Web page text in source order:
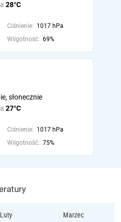
28°C
Ciśnienie: 1017 hPa
Wilgotność: 69%
27°C
słonecznie
Ciśnienie: 1017 hPa
Wilgotność: 75%
Luty Marzec